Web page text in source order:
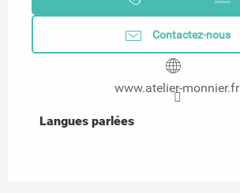
Contactez-nous
www.atelier-monnier.fr
Langues parlées
Langues parlées